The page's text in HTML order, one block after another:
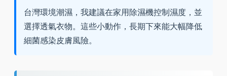
台灣環境潮濕，我建議在家用除濕機控制濕度，並
選擇透氣衣物。這些小動作，長期下來能大幅降低
細菌感染皮膚風險。